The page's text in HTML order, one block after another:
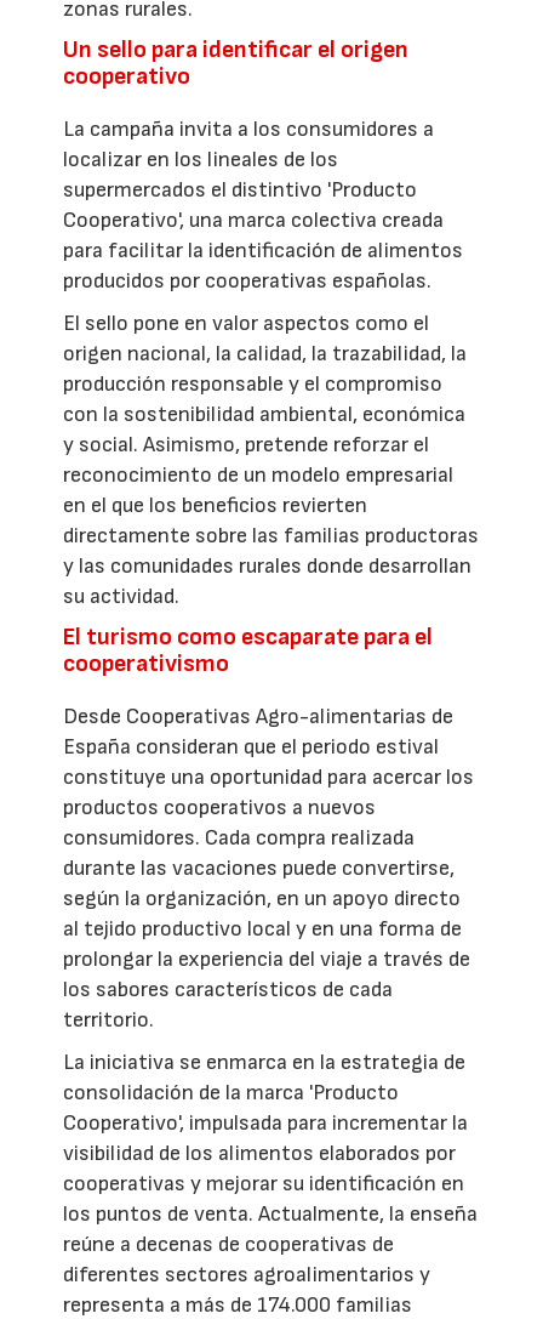
zonas rurales.
Un sello para identificar el origen
cooperativo
La campaña invita a los consumidores a
localizar en los lineales de los
supermercados el distintivo 'Producto
Cooperativo', una marca colectiva creada
para facilitar la identificación de alimentos
producidos por cooperativas españolas.
El sello pone en valor aspectos como el
origen nacional, la calidad, la trazabilidad, la
producción responsable y el compromiso
con la sostenibilidad ambiental, económica
y social. Asimismo, pretende reforzar el
reconocimiento de un modelo empresarial
en el que los beneficios revierten
directamente sobre las familias productoras
y las comunidades rurales donde desarrollan
su actividad.
El turismo como escaparate para el
cooperativismo
Desde Cooperativas Agro-alimentarias de
España consideran que el periodo estival
constituye una oportunidad para acercar los
productos cooperativos a nuevos
consumidores. Cada compra realizada
durante las vacaciones puede convertirse,
según la organización, en un apoyo directo
al tejido productivo local y en una forma de
prolongar la experiencia del viaje a través de
los sabores característicos de cada
territorio.
La iniciativa se enmarca en la estrategia de
consolidación de la marca 'Producto
Cooperativo', impulsada para incrementar la
visibilidad de los alimentos elaborados por
cooperativas y mejorar su identificación en
los puntos de venta. Actualmente, la enseña
reúne a decenas de cooperativas de
diferentes sectores agroalimentarios y
representa a más de 174.000 familias